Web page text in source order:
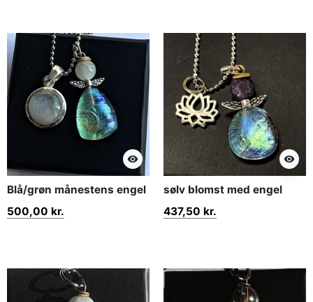
visibility
Blå/grøn månestens engel
500,00 kr.
visibility
sølv blomst med engel
437,50 kr.